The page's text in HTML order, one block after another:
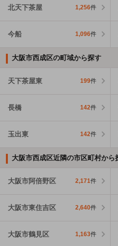
北天下茶屋 1,256件
今船 1,096件
大阪市西成区の町域から探す
天下茶屋東 199件
長橋 142件
玉出東 142件
大阪市西成区近隣の市区町村から
大阪市阿倍野区 2,171件
大阪市東住吉区 2,640件
大阪市鶴見区 1,163件